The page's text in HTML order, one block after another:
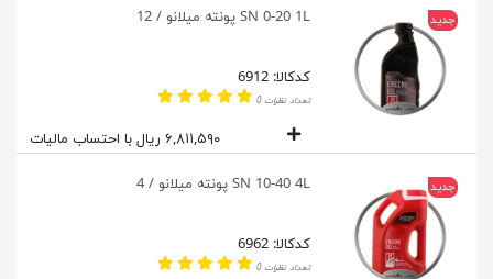
جدید SN 0-20 1L پونته میلانو / 12
کدکالا: 6912
تعداد نظرات 0
۶,۸۱۱,۵۹۰ ریال با احتساب مالیات
جدید SN 10-40 4L پونته میلانو / 4
کدکالا: 6962
تعداد نظرات 0